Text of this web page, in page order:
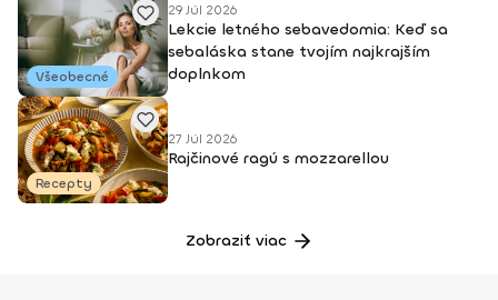
Všeobecné
29 Júl 2026
Lekcie letného sebavedomia: Keď sa
sebaláska stane tvojím najkrajším
doplnkom
Recepty
27 Júl 2026
Rajčinové ragú s mozzarellou
Zobraziť viac